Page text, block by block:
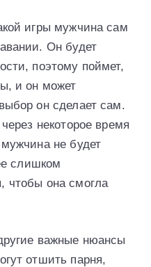
игры мужчина сам
Он будет
поэтому поймет,
и он может
он сделает сам.
некоторое время
не будет
слишком
чтобы она смогла
важные нюансы
отшить парня,